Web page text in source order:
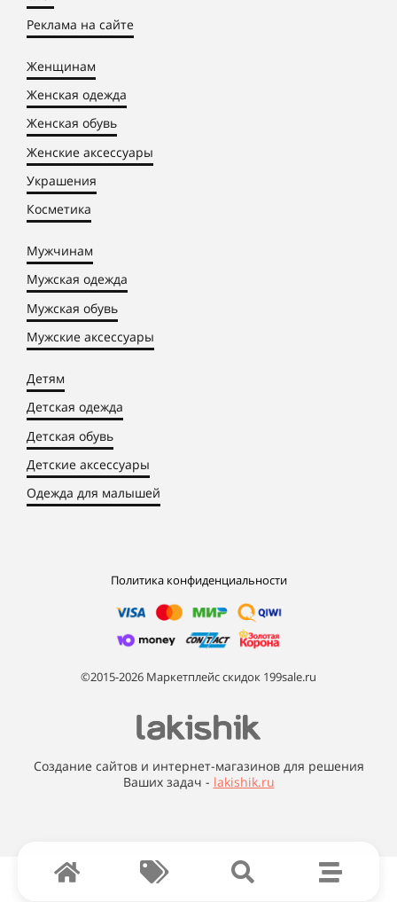
Реклама на сайте
Женщинам
Женская одежда
Женская обувь
Женские аксессуары
Украшения
Косметика
Мужчинам
Мужская одежда
Мужская обувь
Мужские аксессуары
Детям
Детская одежда
Детская обувь
Детские аксессуары
Одежда для малышей
Политика конфиденциальности
©2015-2026 Маркетплейс скидок 199sale.ru
Создание сайтов и интернет-магазинов для решения
Ваших задач - lakishik.ru